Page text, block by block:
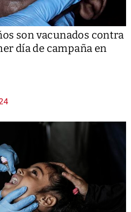
son vacunados contra
día de campaña en